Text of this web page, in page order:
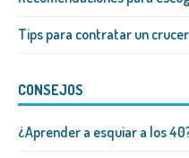
Tips para contratar un
CONSEJOS
¿Aprender a esquiar a los